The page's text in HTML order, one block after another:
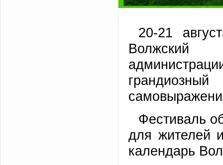
20-21
Волжский
Фестиваль
для жителей
календарь